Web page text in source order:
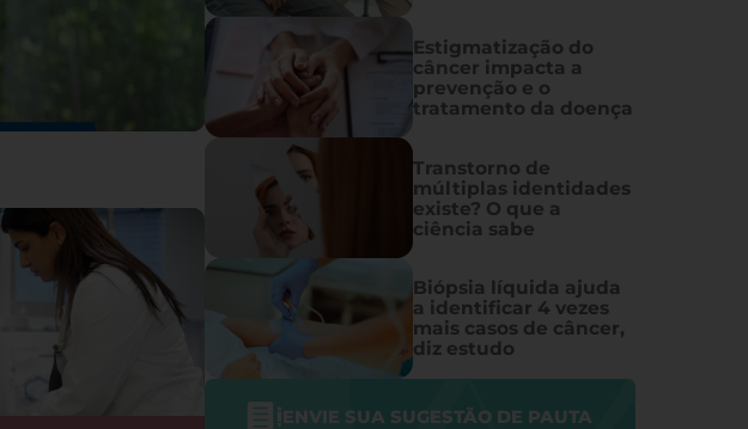
Estigmatização do
câncer impacta a
prevenção e o
tratamento da doença
Transtorno de
múltiplas identidades
existe? O que a
ciência sabe
Biópsia líquida ajuda
a identificar 4 vezes
mais casos de câncer,
diz estudo
ENVIE SUA SUGESTÃO DE PAUTA